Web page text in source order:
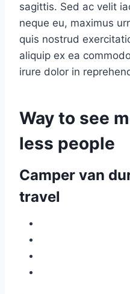
sagittis. Sed ac velit
neque eu, maximus
quis nostrud
aliquip ex ea
irure dolor in
Way to see
less people
Camper van
travel